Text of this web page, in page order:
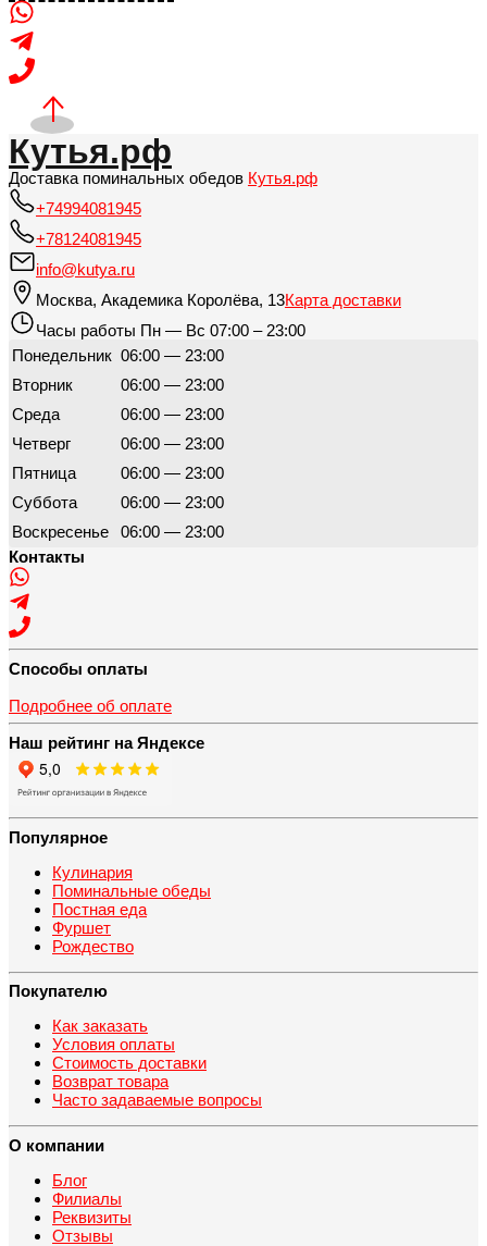
Кутья.рф
Доставка поминальных обедов Кутья.рф
+74994081945
+78124081945
info@kutya.ru
Москва, Академика Королёва, 13Карта доставки
Часы работы Пн — Вс 07:00 – 23:00
Понедельник 06:00 — 23:00
Вторник
06:00 — 23:00
Среда
06:00 — 23:00
Четверг
06:00 — 23:00
Пятница
06:00 — 23:00
Суббота
06:00 — 23:00
Воскресенье
06:00 — 23:00
Контакты
Способы оплаты
Подробнее об оплате
Наш рейтинг на Яндексе
Популярное
Кулинария
Поминальные обеды
Постная еда
Фуршет
Рождество
Покупателю
Как заказать
Условия оплаты
Стоимость доставки
Возврат товара
Часто задаваемые вопросы
О компании
Блог
Филиалы
Реквизиты
Отзывы